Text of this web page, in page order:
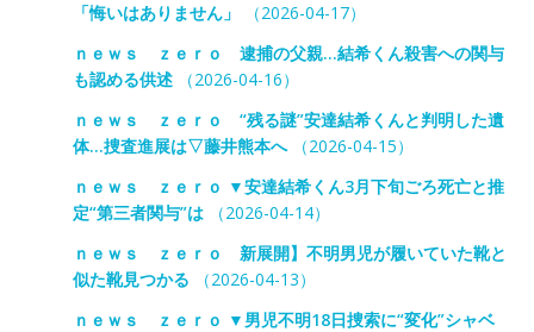
「悔いはありません」
（2026-04-17）
ｎｅｗｓ ｚｅｒｏ 逮捕の父親…結希くん殺害への関与
も認める供述（2026-04-16）
ｎｅｗｓ ｚｅｒｏ “残る謎”安達結希くんと判明した遺
体…捜査進展は▽藤井熊本へ（2026-04-15）
ｎｅｗｓ ｚｅｒｏ ▼安達結希くん3月下旬ごろ死亡と推
定“第三者関与”は（2026-04-14）
ｎｅｗｓ ｚｅｒｏ 新展開】不明男児が履いていた靴と
似た靴見つかる （2026-04-13）
ｎｅｗｓ ｚｅｒｏ ▼男児不明18日捜索に“変化”シャベ